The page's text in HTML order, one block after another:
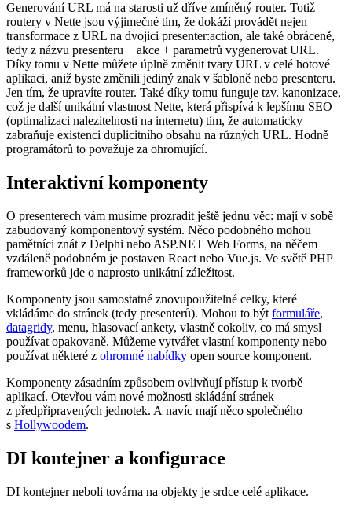
Generování URL má na starosti už dříve zmíněný router. Totiž
routery v Nette jsou výjimečné tím, že dokáží provádět nejen
transformace z URL na dvojici presenter:action, ale také obráceně,
tedy z názvu presenteru + akce + parametrů vygenerovat URL.
Díky tomu v Nette můžete úplně změnit tvary URL v celé hotové
aplikaci, aniž byste změnili jediný znak v šabloně nebo presenteru.
Jen tím, že upravíte router. Také díky tomu funguje tzv. kanonizace,
což je další unikátní vlastnost Nette, která přispívá k lepšímu SEO
(optimalizaci nalezitelnosti na internetu) tím, že automaticky
zabraňuje existenci duplicitního obsahu na různých URL. Hodně
programátorů to považuje za ohromující.
Interaktivní komponenty
O presenterech vám musíme prozradit ještě jednu věc: mají v sobě
zabudovaný komponentový systém. Něco podobného mohou
pamětníci znát z Delphi nebo ASP.NET Web Forms, na něčem
vzdáleně podobném je postaven React nebo Vue.js. Ve světě PHP
frameworků jde o naprosto unikátní záležitost.
Komponenty jsou samostatné znovupoužitelné celky, které
vkládáme do stránek (tedy presenterů). Mohou to být formuláře,
datagridy, menu, hlasovací ankety, vlastně cokoliv, co má smysl
používat opakovaně. Můžeme vytvářet vlastní komponenty nebo
používat některé z ohromné nabídky open source komponent.
Komponenty zásadním způsobem ovlivňují přístup k tvorbě
aplikací. Otevřou vám nové možnosti skládání stránek
z předpřipravených jednotek. A navíc mají něco společného
s Hollywoodem.
DI kontejner a konfigurace
DI kontejner neboli továrna na objekty je srdce celé aplikace.